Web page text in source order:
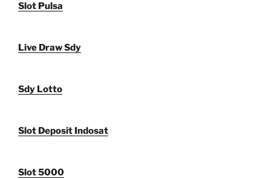
Slot Pulsa
Live Draw Sdy
Sdy Lotto
Slot Deposit Indosat
Slot 5000